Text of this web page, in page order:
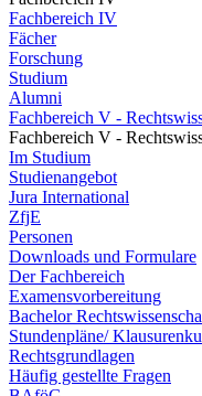
Fachbereich IV
Fächer
Forschung
Studium
Alumni
Fachbereich V -
Fachbereich V -
Im Studium
Studienangebot
Jura International
ZfjE
Personen
Downloads und Formulare
Der Fachbereich
Examensvorbereitung
Bachelor
Stundenpläne/
Rechtsgrundlagen
Häufig gestellte Fragen